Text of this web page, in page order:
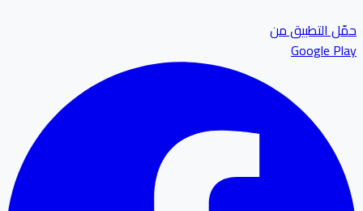
التطبيق من
Google